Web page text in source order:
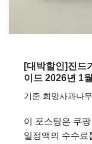
[대박할인]진드
이드 2026년 1
기준 희망사과나무
이 포스팅은 쿠
일정액의 수수료